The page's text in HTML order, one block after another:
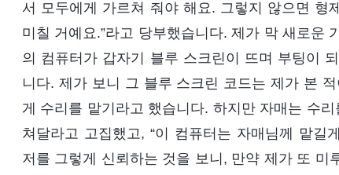
서 모두에게 가르쳐 줘야 해요. 그렇지 않으면 형
미칠 거예요.”라고 당부했습니다. 제가 막 새로운
의 컴퓨터가 갑자기 블루 스크린이 뜨며 부팅이
니다. 제가 보니 그 블루 스크린 코드는 제가 본
게 수리를 맡기라고 했습니다. 하지만 자매는 수
쳐달라고 고집했고, “이 컴퓨터는 자매님께 맡길
저를 그렇게 신뢰하는 것을 보니, 만약 제가 또 미